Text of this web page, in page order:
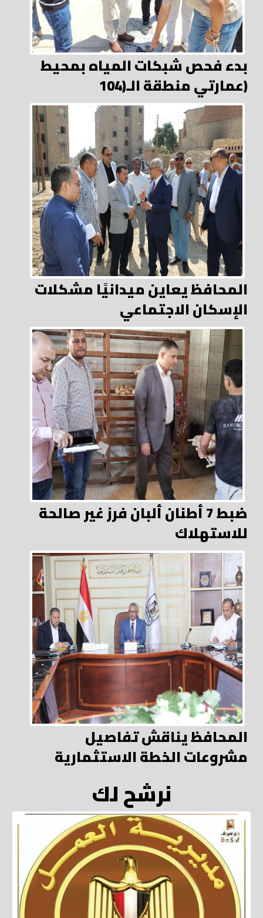
بدء فحص شبكات المياه بمحيط
عمارتي منطقة الـ(104)
المحافظ يعاين ميدانيًا مشكلات
الإسكان الاجتماعي
ضبط 7 أطنان ألبان فرز غير صالحة
للاستهلاك
المحافظ يناقش تفاصيل
مشروعات الخطة الاستثمارية
نرشح لك